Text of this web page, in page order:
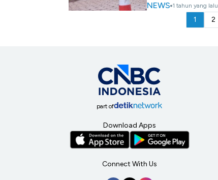
NEWS 1 tahun yang lalu
1 2
part of
Download Apps
Connect With Us